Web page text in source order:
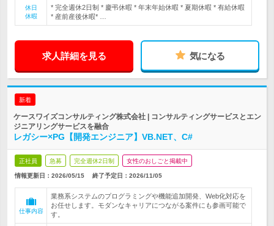
休日
休暇
* 完全週休2日制 * 慶弔休暇 * 年末年始休暇 * 夏期休暇 * 有給休暇
* 産前産後休暇* …
求人詳細を見る 気になる
新着
ケースワイズコンサルティング株式会社 | コンサルティングサービスとエン
ジニアリングサービスを融合
レガシー×PG【開発エンジニア】VB.NET、C#
正社員 急募 完全週休2日制 女性のおしごと掲載中
情報更新日：2026/05/15 終了予定日： 2026/11/05
仕事内容
業務系システムのプログラミングや機能追加開発、Web化対応を
お任せします。モダンなキャリアにつながる案件にも参画可能で
す。